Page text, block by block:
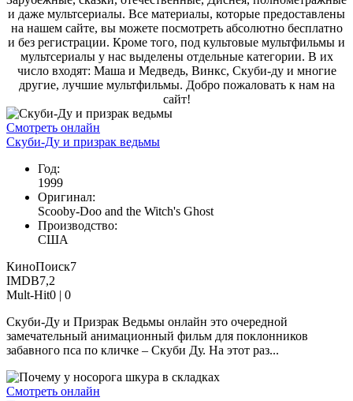
и даже мультсериалы. Все материалы, которые предоставлены
на нашем сайте, вы можете посмотреть абсолютно бесплатно
и без регистрации. Кроме того, под культовые мультфильмы и
мультсериалы у нас выделены отдельные категории. В их
число входят: Маша и Медведь, Винкс, Скуби-ду и многие
другие, лучшие мультфильмы. Добро пожаловать к нам на
сайт!
Смотреть онлайн
Скуби-Ду и призрак ведьмы
Год:
1999
Оригинал:
Scooby-Doo and the Witch's Ghost
Производство:
США
КиноПоиск7
IMDB7,2
Mult-Hit0 | 0
Скуби-Ду и Призрак Ведьмы онлайн это очередной
замечательный анимационный фильм для поклонников
забавного пса по кличке – Скуби Ду. На этот раз...
Смотреть онлайн